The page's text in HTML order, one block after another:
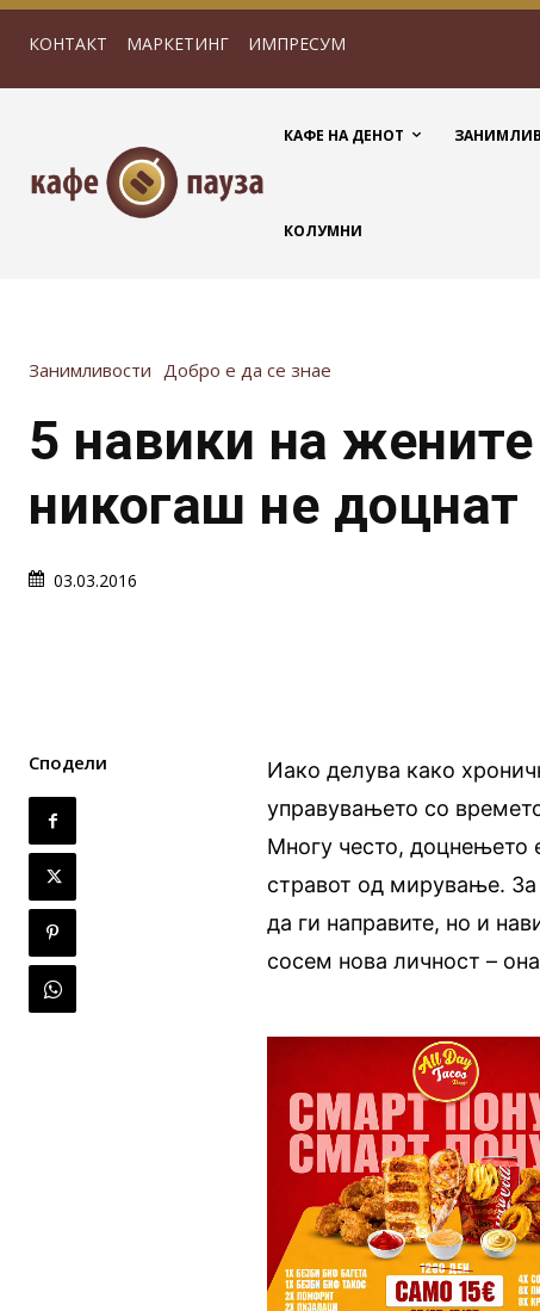
КОНТАКТ МАРКЕТИНГ ИМПРЕСУМ
КАФЕ НА ДЕНОТ
КОЛУМНИ
Занимливости Добро е да се знае
5 навики на
никогаш не доцнат
03.03.2016
Сподели
Иако делува како
управувањето со
Многу често, доцнењето
стравот од мирување. За
да ги направите, но и
сосем нова личност –